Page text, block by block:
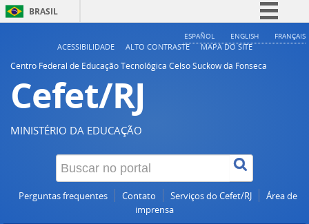
BRASIL
Simplifique!
ESPAÑOL ENGLISH FRANÇAIS
ACESSIBILIDADE ALTO CONTRASTE
MAPA DO SITE
Centro Federal de Educação Tecnológica Celso Suckow da Fonseca
Cefet/RJ
MINISTÉRIO DA EDUCAÇÃO
Perguntas frequentes Contato Serviços do Cefet/RJ
Área de
imprensa